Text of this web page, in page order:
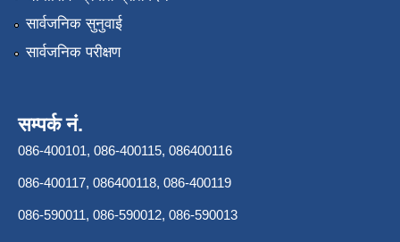
सार्वजनिक सुनुवाई
सार्वजनिक परीक्षण
सम्पर्क नं.
086-400101, 086-400115, 086400116
086-400117, 086400118, 086-400119
086-590011, 086-590012, 086-590013